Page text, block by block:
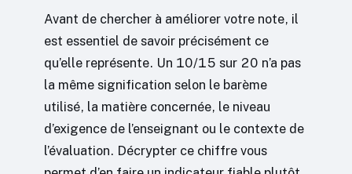
Avant de chercher à améliorer votre note, il
est essentiel de savoir précisément ce
qu’elle représente. Un 10/15 sur 20 n’a pas
la même signification selon le barème
utilisé, la matière concernée, le niveau
d’exigence de l’enseignant ou le contexte de
l’évaluation. Décrypter ce chiffre vous